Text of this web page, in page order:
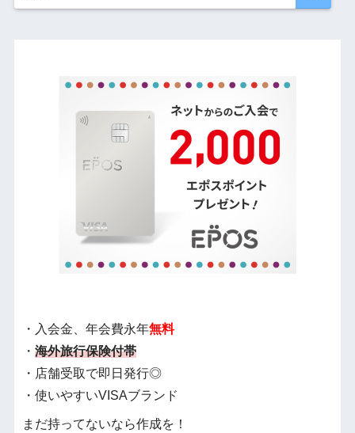
・入会金、年会費永年無料
・ 海外旅行保険付帯
・店舗受取で即日発行◎
・使いやすいVISAブランド
まだ持ってないなら作成を！